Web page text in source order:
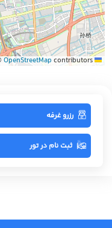
OpenStreetMap contributors
رزرو غرفه
ثبت نام در تور